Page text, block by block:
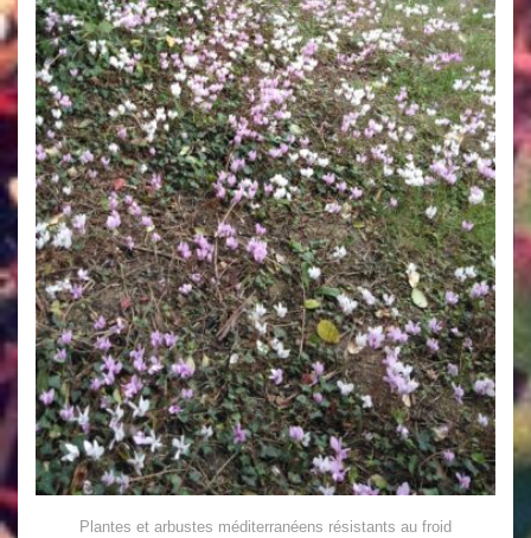
Plantes et arbustes méditerranéens résistants au froid